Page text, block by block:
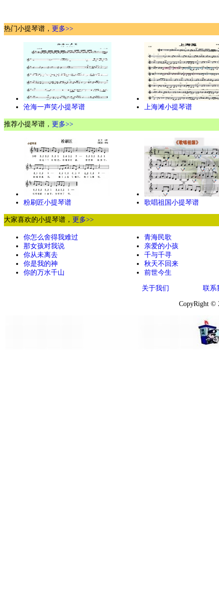
热门小提琴谱， 更多>>
沧海一声笑小提琴谱 上海滩小提琴谱
推荐小提琴谱， 更多>>
粉刷匠小提琴谱 歌唱祖国小提琴谱
大家喜欢的小提琴谱， 更多>>
你怎么舍得我难过
那女孩对我说
你从未离去
你是我的神
你的万水千山
青海民歌
亲爱的小孩
千与千寻
秋天不回来
前世今生
关于我们 联系
CopyRight ©